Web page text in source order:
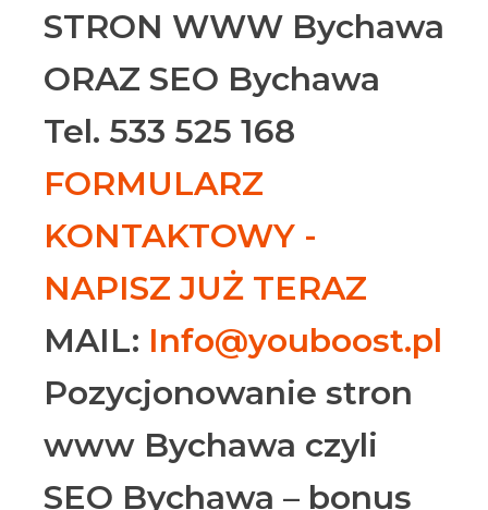
STRON WWW Bychawa
ORAZ SEO Bychawa
Tel. 533 525 168
FORMULARZ
KONTAKTOWY -
NAPISZ JUŻ TERAZ
MAIL: Info@youboost.pl
Pozycjonowanie stron
www Bychawa czyli
SEO Bychawa – bonus